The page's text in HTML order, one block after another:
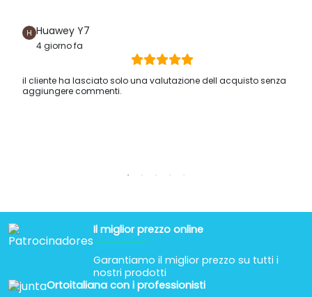
Huawey Y7
4 giorno fa
il cliente ha lasciato solo una valutazione dell acquisto senza
aggiungere commenti.
Il miglior prezzo online
Garantiamo il miglior prezzo su tutti i
nostri prodotti
Ortoitaliana con i professionisti